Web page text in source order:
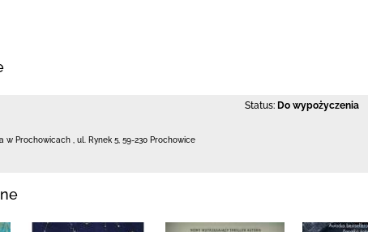
Status: Do wypożyczenia
w Prochowicach ul. Rynek 5 59-230 Prochowice